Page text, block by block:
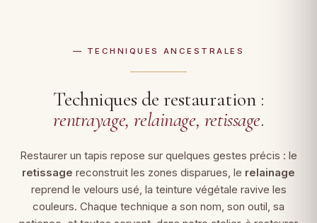
— TECHNIQUES ANCESTRALES
Techniques de restauration :
rentrayage, relainage, retissage.
Restaurer un tapis repose sur quelques gestes précis : le
retissage reconstruit les zones disparues, le relainage
reprend le velours usé, la teinture végétale ravive les
couleurs. Chaque technique a son nom, son outil, sa